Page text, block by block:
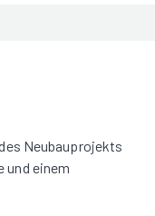
Neubauprojekts
und einem